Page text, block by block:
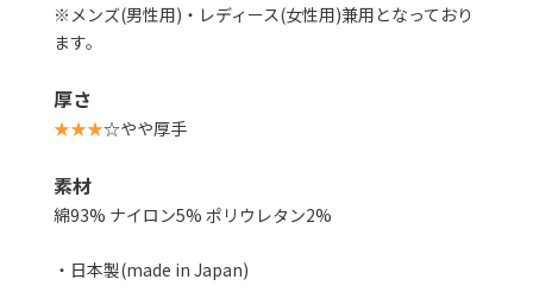
※メンズ(男性用)・レディース(女性用)兼用となっており
ます。
厚さ
★★★☆やや厚手
素材
綿93% ナイロン5% ポリウレタン2%
・日本製(made in Japan)